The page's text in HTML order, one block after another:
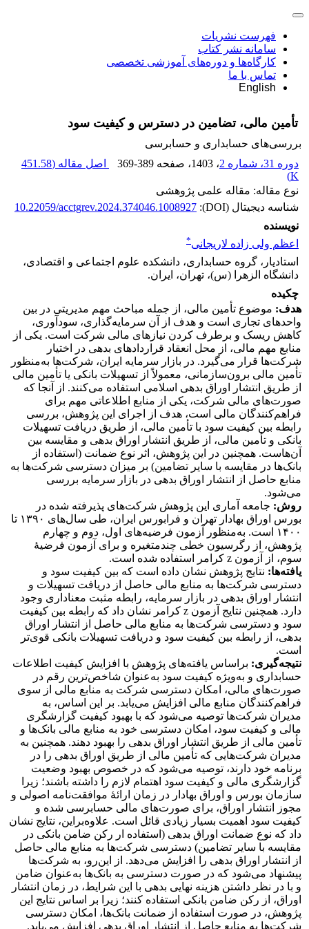
فهرست نشریات
سامانه نشر کتاب
کارگاه‌ها و دوره‌های آموزشی تخصصی
تماس با ما
English
تأمین مالی، تضامین در دسترس و کیفیت سود
بررسی‏‌های حسابداری و حسابرسی
دوره 31، شماره 2
، 1403 ، صفحه 369-389 اصل مقاله (451.58
K
)
نوع مقاله: مقاله علمی پژوهشی
شناسه دیجیتال (DOI):
10.22059/acctgrev.2024.374046.1008927
نویسنده
اعظم ولی زاده لاریجانی*
استادیار، گروه حسابداری، دانشکده علوم اجتماعی و اقتصادی،
دانشگاه الزهرا (س)، تهران، ایران.
چکیده
هدف: موضوع تأمین مالی، از جمله مباحث مهم مدیریتی در بین
واحدهای تجاری است و هدف از آن سرمایه‌گذاری، سودآوری،
کاهش ریسک و برطرف کردن نیازهای مالی شرکت است. یکی از
منابع مهم مالی، از محل انعقاد قراردادهای بدهی در اختیار
شرکت‌ها قرار می‌گیرد. در بازار سرمایه ایران، شرکت‌ها به‌منظور
تأمین مالی برون‌سازمانی، معمولاً از تسهیلات بانکی یا تأمین مالی
از طریق انتشار اوراق بدهی اسلامی استفاده می‌کنند. از آنجا که
صورت‌های مالی شرکت، یکی از منابع اطلاعاتی مهم برای
فراهم‌کنندگان مالی است، هدف از اجرای این پژوهش، بررسی
رابطه بین کیفیت سود با تأمین مالی، از طریق دریافت تسهیلات
بانکی و تأمین مالی، از طریق انتشار اوراق بدهی و مقایسه بین
آن‌هاست. همچنین در این پژوهش، اثر نوع ضمانت (استفاده از
بانک‌ها در مقایسه با سایر تضامین) بر میزان دسترسی شرکت‌ها به
منابع حاصل از انتشار اوراق بدهی در بازار سرمایه بررسی
می‌شود.
روش: جامعه آماری این پژوهش شرکت‌های پذیرفته شده در
بورس اوراق بهادار تهران و فرابورس ایران، طی سال‌های ۱۳۹۰ تا
۱۴۰۰ است. به‌منظور آزمون فرضیه‌های اول، دوم و چهارم
پژوهش، از رگرسیون خطی چندمتغیره و برای آزمون فرضیۀ
سوم، از آزمون z کرامر استفاده شده است.
یافته‌ها: نتایج پژوهش نشان داده است که بین کیفیت سود و
دسترسی شرکت‌ها به منابع مالی حاصل از دریافت تسهیلات و
انتشار اوراق بدهی در بازار سرمایه، رابطه مثبت معناداری وجود
دارد. همچنین نتایج آزمون z کرامر نشان داد که رابطه بین کیفیت
سود و دسترسی شرکت‌ها به منابع مالی حاصل از انتشار اوراق
بدهی، از رابطه بین کیفیت سود و دریافت تسهیلات بانکی قوی‌تر
است.
نتیجه‌گیری: براساس یافته‌های پژوهش با افزایش کیفیت اطلاعات
حسابداری و به‌ویژه کیفیت سود به‌عنوان شاخص‌ترین رقم در
صورت‌های مالی، امکان دسترسی شرکت به منابع مالی از سوی
فراهم‌کنندگان منابع مالی افزایش می‌یابد. بر این اساس، به
مدیران شرکت‌ها توصیه می‌شود که با بهبود کیفیت گزارشگری
مالی و کیفیت سود، امکان دسترسی خود به منابع مالی بانک‌ها و
تأمین مالی از طریق انتشار اوراق بدهی را بهبود دهند. همچنین به
مدیران شرکت‌هایی که تأمین مالی از طریق اوراق بدهی را در
برنامه خود دارند، توصیه می‌شود که در خصوص بهبود وضعیت
گزارشگری مالی و کیفیت سود اهتمام لازم را داشته باشند؛ زیرا
سازمان بورس و اوراق بهادار در زمان ارائۀ موافقت‌نامه اصولی و
مجوز انتشار اوراق، برای صورت‌های مالی حسابرسی شده و
کیفیت سود اهمیت بسیار زیادی قائل است. علاوه‌براین، نتایج نشان
داد که نوع ضمانت اوراق بدهی (استفاده ار رکن ضامن بانکی در
مقایسه با سایر تضامین) دسترسی شرکت‌ها به منابع مالی حاصل
از انتشار اوراق بدهی را افزایش می‌دهد. از این‌رو، به شرکت‌ها
پیشنهاد می‌شود که در صورت دسترسی به بانک‌ها به‌عنوان ضامن
و با در نظر داشتن هزینه نهایی بدهی با این شرایط، در زمان انتشار
اوراق، از رکن ضامن بانکی استفاده کنند؛ زیرا بر اساس نتایج این
پژوهش، در صورت استفاده از ضمانت بانک‌ها، امکان دسترسی
شرکت‌ها به منابع حاصل از انتشار اوراق بدهی افزایش می‌یابد.